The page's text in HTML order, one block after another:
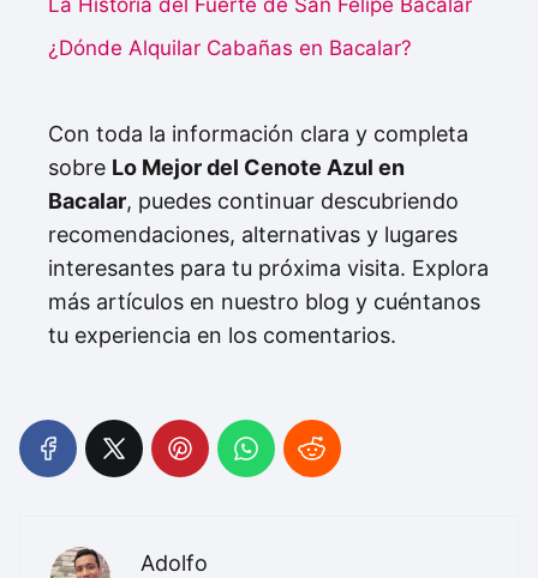
La Historia del Fuerte de San Felipe Bacalar
¿Dónde Alquilar Cabañas en Bacalar?
Con toda la información clara y completa
sobre Lo Mejor del Cenote Azul en
Bacalar, puedes continuar descubriendo
recomendaciones, alternativas y lugares
interesantes para tu próxima visita. Explora
más artículos en nuestro blog y cuéntanos
tu experiencia en los comentarios.
Adolfo